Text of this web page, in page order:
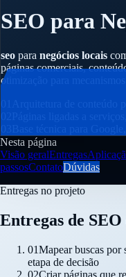
SEO para
seo para negócios locais
páginas comerciais,
otimização para
Arquitetura de conteúdo
Páginas ligadas a
Base técnica para
Nesta página
Visão geralEntregas
passosContatoDúvidas
Entregas no projeto
Entregas de
01Mapear buscas por
etapa de decisão
02Criar páginas que